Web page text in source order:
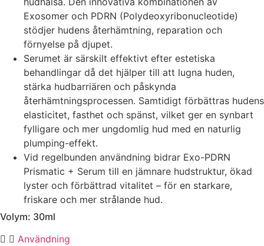
Exosomer och PDRN (Polydeoxyribonucleotide)
stödjer hudens återhämtning, reparation och
förnyelse på djupet.
Serumet är särskilt effektivt efter estetiska
behandlingar då det hjälper till att lugna huden,
stärka hudbarriären och påskynda
återhämtningsprocessen. Samtidigt förbättras hudens
elasticitet, fasthet och spänst, vilket ger en synbart
fylligare och mer ungdomlig hud med en naturlig
plumping-effekt.
Vid regelbunden användning bidrar Exo-PDRN
Prismatic + Serum till en jämnare hudstruktur, ökad
lyster och förbättrad vitalitet – för en starkare,
friskare och mer strålande hud.
Volym: 30ml
Användning